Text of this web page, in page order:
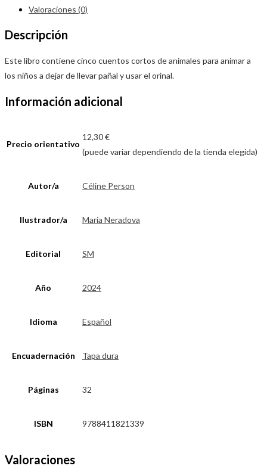
Valoraciones (0)
Descripción
Este libro contiene cinco cuentos cortos de animales para animar a
los niños a dejar de llevar pañal y usar el orinal.
Información adicional
Precio orientativo
12,30 €
(puede variar dependiendo de la tienda elegida)
Autor/a Céline Person
Ilustrador/a Maria Neradova
Editorial SM
Año 2024
Idioma Español
Encuadernación Tapa dura
Páginas 32
ISBN 9788411821339
Valoraciones